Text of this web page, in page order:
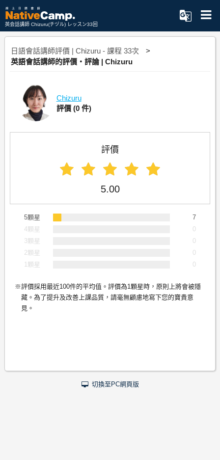
英会話講師 Chizuru(チヅル) レッスン33回
日語會話講師評價 | Chizuru - 課程 33次
英語會話講師的評價・評論 | Chizuru
Chizuru
評價 (0 件)
評價
5.00
5顆星
7
4顆星
0
3顆星
0
2顆星
0
1顆星
0
評價採用最近100件的平均值。評價為1顆星時，原則上將會被隱
藏。為了提升及改善上課品質，請毫無顧慮地寫下您的寶貴意
見。
切換至PC網頁版